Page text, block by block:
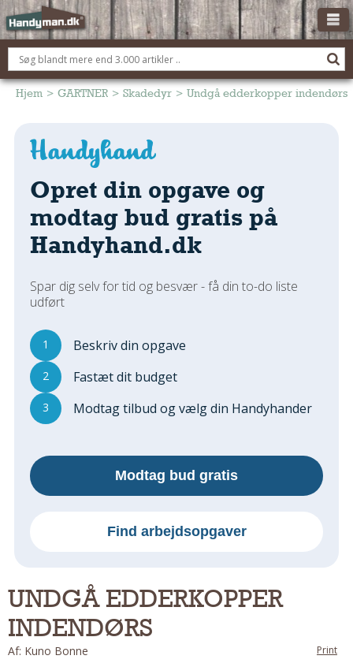
OM HANDYMAN.DK
FÅ 3 TILBUD
BOLIG KØBERÅDGIVNING
TØMRER/SNEDKER
Montage Og Nybyg
Reparation Og Vedligehold
Alt Om Køkkenet
Om Værktøj
Andet
ELEKTRIKER
Regler Og Love
Udskiftning Og Montage
Om Materialer
Tips Og Tests
Montage Og Udskiftning
Reparation Og Vedligehold
Indendørs
Udendørs
Kan Det Males?
MURER
Hjem > GARTNER > Skadedyr > Undgå edderkopper indendørs
Opret din opgave og
modtag bud gratis på
Handyhand.dk
Spar dig selv for tid og besvær - få din to-do liste
udført
1 Beskriv din opgave
2 Fastæt dit budget
3 Modtag tilbud og vælg din Handyhander
Modtag bud gratis
Find arbejdsopgaver
UNDGÅ EDDERKOPPER
INDENDØRS
Af: Kuno Bonne Print